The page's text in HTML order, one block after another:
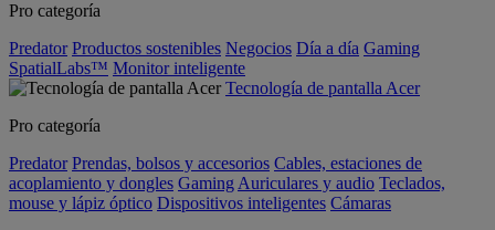
Pro categoría
Predator Productos sostenibles Negocios Día a día Gaming
SpatialLabs™ Monitor inteligente
Tecnología de pantalla Acer
Pro categoría
Predator Prendas, bolsos y accesorios Cables, estaciones de
acoplamiento y dongles Gaming Auriculares y audio Teclados,
mouse y lápiz óptico Dispositivos inteligentes Cámaras